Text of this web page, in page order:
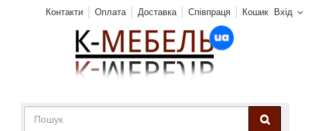
Вхід
Контакти Оплата Доставка Співпраця Кошик